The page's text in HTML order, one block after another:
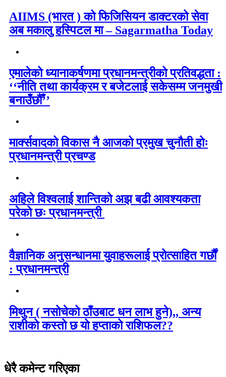
AIIMS (भारत ) को फिजिसियन डाक्टरको सेवा
अब मकालु हस्पिटल मा – Sagarmatha Today
एमालेको ध्यानाकर्षणमा प्रधानमन्त्रीको प्रतिवद्धता :
‘‘नीति तथा कार्यक्रम र बजेटलाई सकेसम्म जनमुखी
बनाउँछौँ’’
मार्क्सवादको विकास नै आजको प्रमुख चुनौती होः
प्रधानमन्त्री प्रचण्ड
अहिले विश्वलाई शान्तिको अझ बढी आवश्यकता
परेको छः प्रधानमन्त्री
वैज्ञानिक अनुसन्धानमा युवाहरूलाई प्रोत्साहित गर्छौं
: प्रधानमन्त्री
मिथुन ( नसोचेको ठाँउबाट धन लाभ हुने),, अन्य
राशीको कस्तो छ यो हप्ताको राशिफल??
धेरै कमेन्ट गरिएका